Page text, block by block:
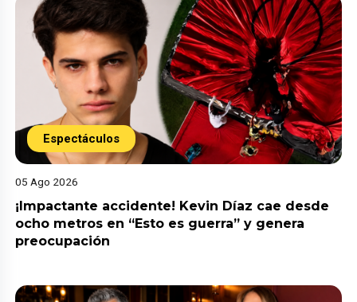
Espectáculos
05 Ago 2026
¡Impactante accidente! Kevin Díaz cae desde
ocho metros en “Esto es guerra” y genera
preocupación